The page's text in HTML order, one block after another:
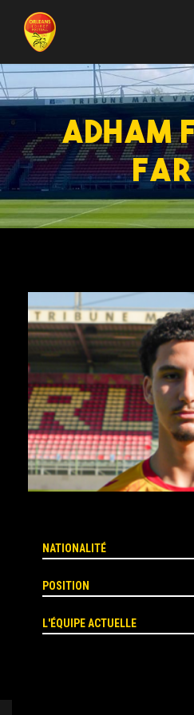
ADHAM
NATIONALITÉ
POSITION
L'ÉQUIPE ACTUELLE